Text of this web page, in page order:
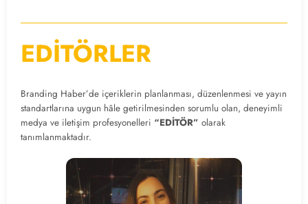
EDİTÖRLER
Branding Haber’de içeriklerin planlanması, düzenlenmesi ve yayın
standartlarına uygun hâle getirilmesinden sorumlu olan, deneyimli
medya ve iletişim profesyonelleri “EDİTÖR” olarak
tanımlanmaktadır.